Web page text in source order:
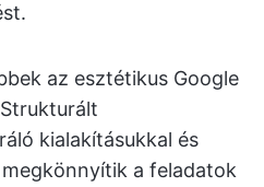
az esztétikus Google
kialakításukkal és
a feladatok